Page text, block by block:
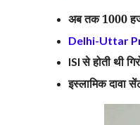
अब तक 1000
Delhi-Uttar
ISIसे होती थी
इस्लामिक दावा